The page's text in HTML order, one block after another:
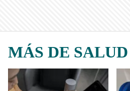
MÁS DE SALUD